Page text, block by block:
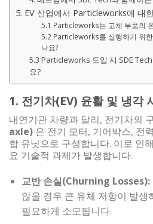
5. EV 산업에서 Particleworks에 대
5.1 Particleworks는 고체 부품의
5.2 Particleworks를 실행하기 위
나요?
5.3 Particleworks 도입 시 SDE
요?
1. 전기차(EV) 윤활 및 냉각
내연기관 차량과 달리, 전기차의
axle) 은 전기 모터, 기어박스, 전
합 유닛으로 구성합니다. 이로 인
요 기술적 과제가 발생합니다.
교반 손실(Churning Losses):
않을 경우 큰 유체 저항이 발생
필요하게 소모됩니다.